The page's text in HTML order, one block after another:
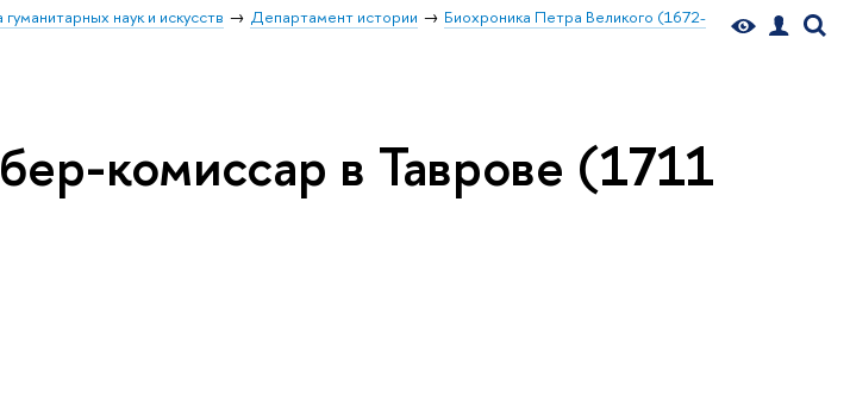
наук и искусств Департамент истории
Биохроника Петра Великого (1672-
комиссар в Таврове (1711